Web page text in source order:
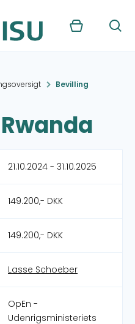
Kurv Søg
Bevilling
21.10.2024 - 31.10.2025
149.200,- DKK
149.200,- DKK
Lasse Schoeber
OpEn -
Udenrigsministeriets